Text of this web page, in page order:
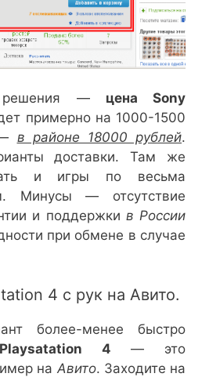
решения — цена Sony
примерно на 1000-1500
в районе 18000 рублей.
доставки. Там же
и игры по весьма
Минусы — отсутствие
и поддержки в России
при обмене в случае
4 с рук на Авито.
более-менее быстро
4 — это
на Авито. Заходите на